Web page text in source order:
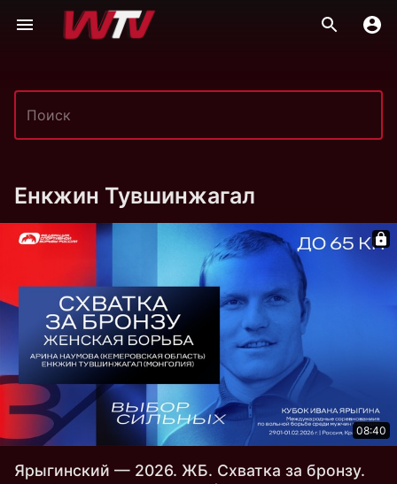
Енкжин Тувшинжагал
08:40
Ярыгинский — 2026. ЖБ. Схватка за бронзу.